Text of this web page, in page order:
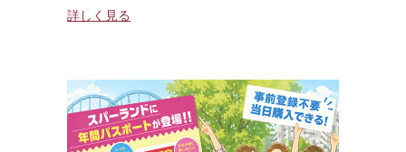
詳しく見る